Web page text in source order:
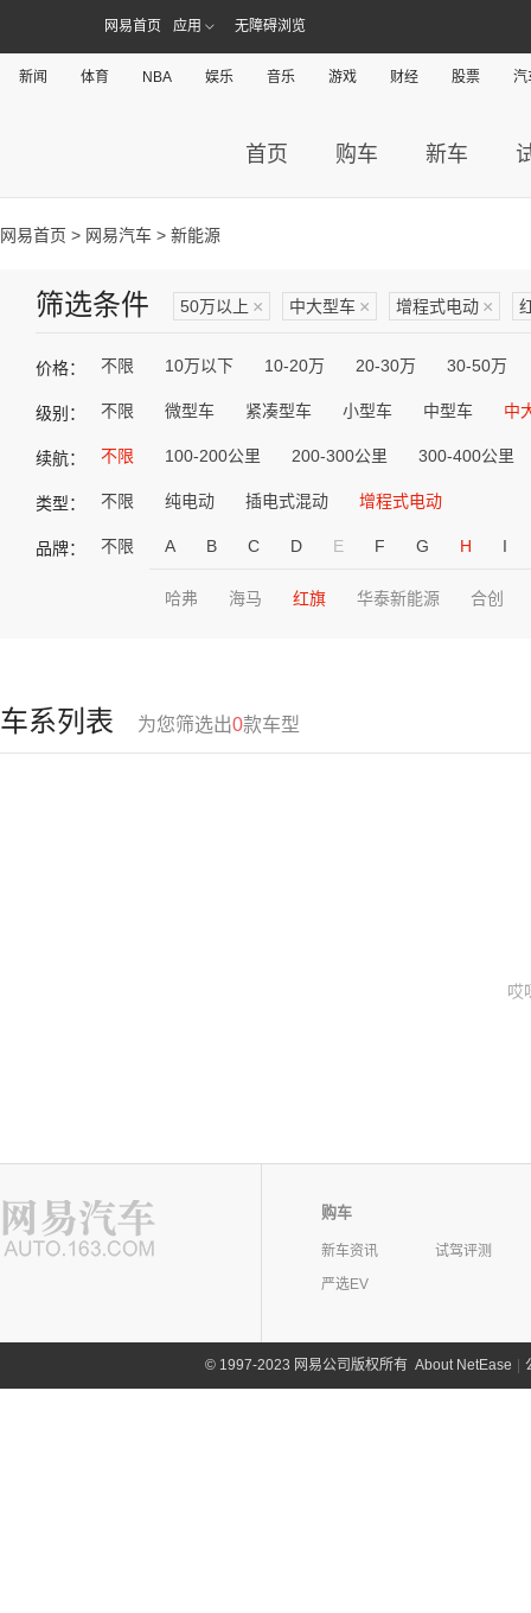
网易首页 应用 无障碍浏览
新闻 体育 NBA 娱乐 音乐 游戏 财经 股票 汽
首页 购车 新车
网易首页 > 网易汽车 > 新能源
筛选条件 50万以上 × 中大型车 × 增程式电动 ×
价格： 不限 10万以下 10-20万 20-30万 30-50万
级别： 不限 微型车 紧凑型车 小型车 中型车 中
续航： 不限 100-200公里 200-300公里 300-400公里
类型： 不限 纯电动 插电式混动 增程式电动
品牌： 不限 A B C D E F G H I
哈弗 海马 红旗 华泰新能源 合创
车系列表 为您筛选出0款车型
哎
购车
新车资讯
试驾评测
严选EV
©1997-2023 网易公司版权所有 About NetEase